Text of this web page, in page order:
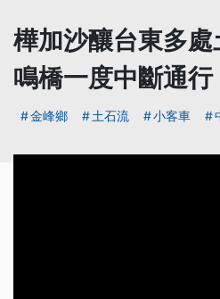
樺加沙釀台東多
鳴橋一度中斷通行
金峰鄉 土石流 小客車